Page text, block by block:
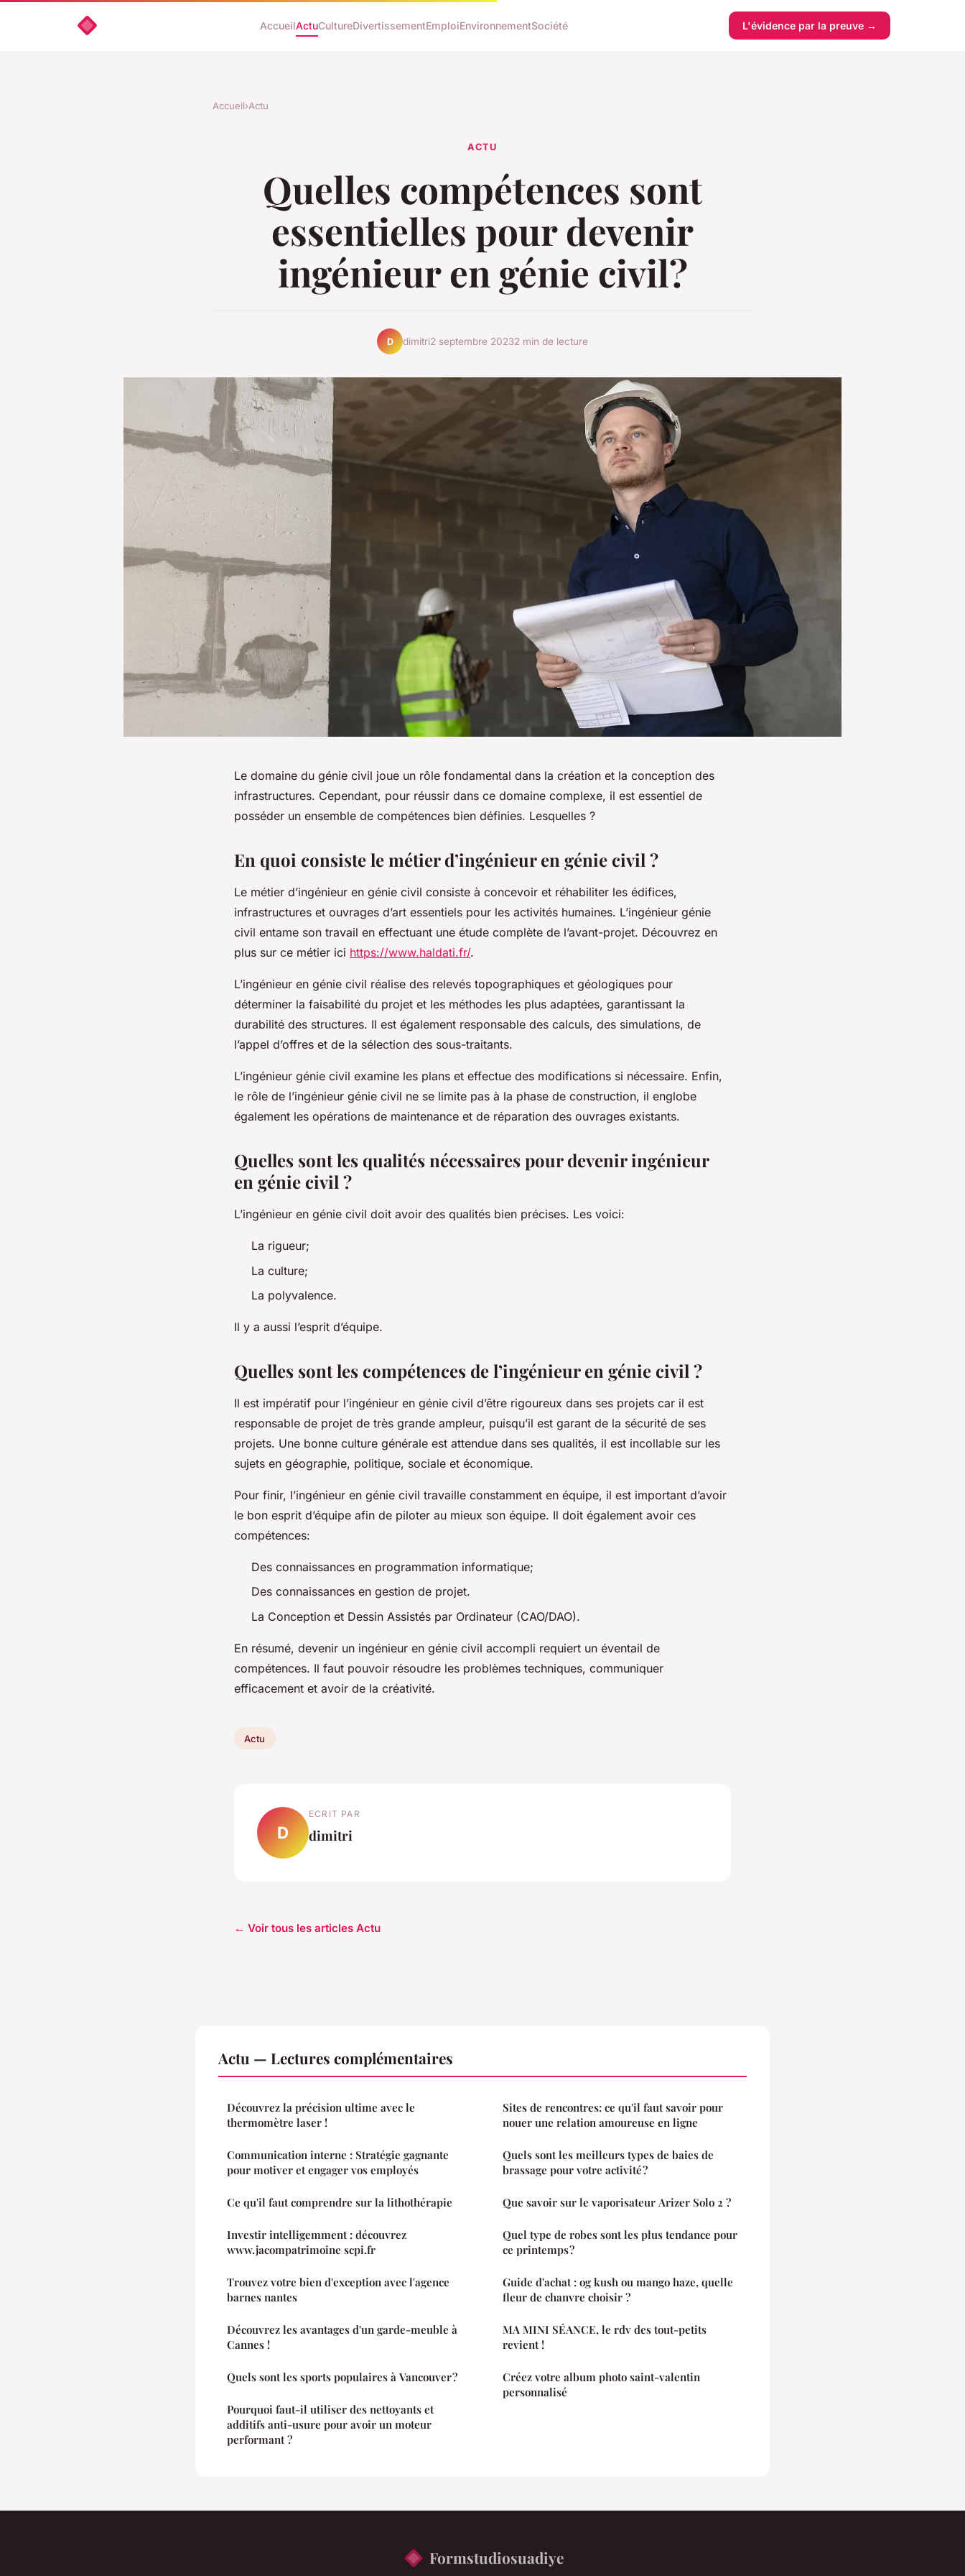
AccueilActuCultureDivertissementEmploiEnvironnementSociété L'évidence par la preuve →
Accueil›Actu
ACTU
Quelles compétences sont
essentielles pour devenir
ingénieur en génie civil?
D dimitri2 septembre 20232 min de lecture
Le domaine du génie civil joue un rôle fondamental dans la création et la conception des
infrastructures. Cependant, pour réussir dans ce domaine complexe, il est essentiel de
posséder un ensemble de compétences bien définies. Lesquelles ?
En quoi consiste le métier d’ingénieur en génie civil ?
Le métier d’ingénieur en génie civil consiste à concevoir et réhabiliter les édifices,
infrastructures et ouvrages d’art essentiels pour les activités humaines. L’ingénieur génie
civil entame son travail en effectuant une étude complète de l’avant-projet. Découvrez en
plus sur ce métier ici https://www.haldati.fr/.
L’ingénieur en génie civil réalise des relevés topographiques et géologiques pour
déterminer la faisabilité du projet et les méthodes les plus adaptées, garantissant la
durabilité des structures. Il est également responsable des calculs, des simulations, de
l’appel d’offres et de la sélection des sous-traitants.
L’ingénieur génie civil examine les plans et effectue des modifications si nécessaire. Enfin,
le rôle de l’ingénieur génie civil ne se limite pas à la phase de construction, il englobe
également les opérations de maintenance et de réparation des ouvrages existants.
Quelles sont les qualités nécessaires pour devenir ingénieur
en génie civil ?
L’ingénieur en génie civil doit avoir des qualités bien précises. Les voici:
La rigueur;
La culture;
La polyvalence.
Il y a aussi l’esprit d’équipe.
Quelles sont les compétences de l’ingénieur en génie civil ?
Il est impératif pour l’ingénieur en génie civil d’être rigoureux dans ses projets car il est
responsable de projet de très grande ampleur, puisqu’il est garant de la sécurité de ses
projets. Une bonne culture générale est attendue dans ses qualités, il est incollable sur les
sujets en géographie, politique, sociale et économique.
Pour finir, l’ingénieur en génie civil travaille constamment en équipe, il est important d’avoir
le bon esprit d’équipe afin de piloter au mieux son équipe. Il doit également avoir ces
compétences:
Des connaissances en programmation informatique;
Des connaissances en gestion de projet.
La Conception et Dessin Assistés par Ordinateur (CAO/DAO).
En résumé, devenir un ingénieur en génie civil accompli requiert un éventail de
compétences. Il faut pouvoir résoudre les problèmes techniques, communiquer
efficacement et avoir de la créativité.
Actu
D
ECRIT PAR
dimitri
← Voir tous les articles Actu
Actu — Lectures complémentaires
Découvrez la précision ultime avec le
thermomètre laser !
Communication interne : Stratégie gagnante
pour motiver et engager vos employés
Ce qu'il faut comprendre sur la lithothérapie
Investir intelligemment : découvrez
www.jacompatrimoine scpi.fr
Trouvez votre bien d'exception avec l'agence
barnes nantes
Découvrez les avantages d'un garde-meuble à
Cannes !
Quels sont les sports populaires à Vancouver ?
Pourquoi faut-il utiliser des nettoyants et
additifs anti-usure pour avoir un moteur
performant ?
Sites de rencontres: ce qu'il faut savoir pour
nouer une relation amoureuse en ligne
Quels sont les meilleurs types de baies de
brassage pour votre activité ?
Que savoir sur le vaporisateur Arizer Solo 2 ?
Quel type de robes sont les plus tendance pour
ce printemps ?
Guide d'achat : og kush ou mango haze, quelle
fleur de chanvre choisir ?
MA MINI SÉANCE, le rdv des tout-petits
revient !
Créez votre album photo saint-valentin
personnalisé
Formstudiosuadiye